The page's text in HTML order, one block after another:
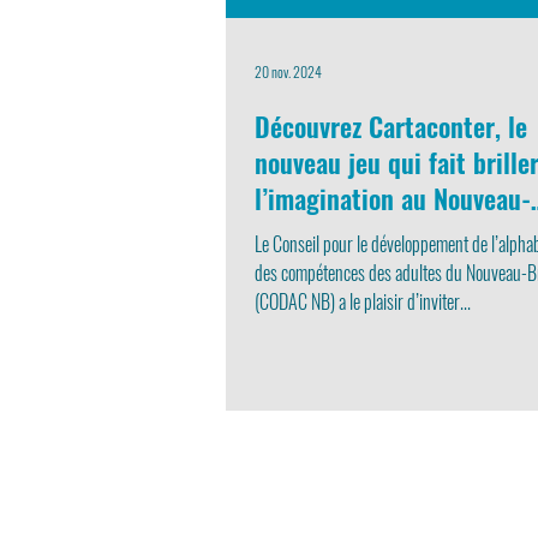
Découvrez Cartaconter, le
nouveau jeu qui fait briller
l’imagination au Nouveau-
Brunswick !
Le Conseil pour le développement de
des compétences des adultes du Nouveau-
(CODAC NB) a le plaisir d’inviter...
20 nov. 2024